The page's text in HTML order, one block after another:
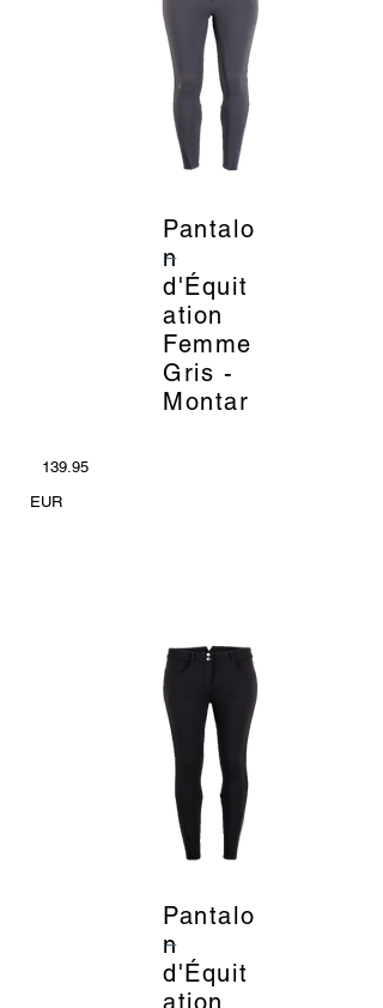
Pantalo
n
d'Équit
ation
Femme
Gris -
Montar
_
139.95
EUR
Pantalo
n
d'Équit
ation
_